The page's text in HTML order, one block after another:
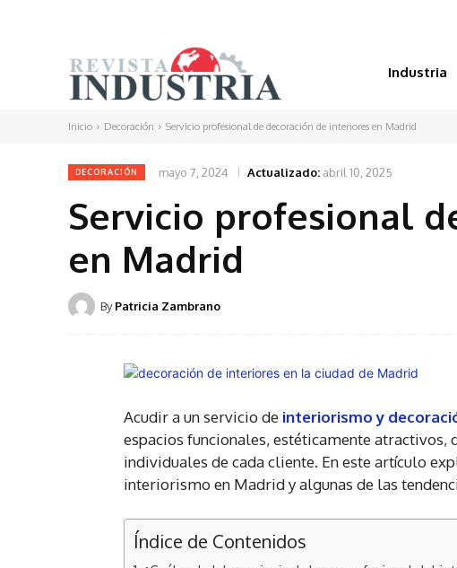
Industria
Inicio Decoración Servicio profesional de decoración de interiores en Madrid
DECORACIÓN mayo 7, 2024 Actualizado: abril 10, 2025
Servicio profesional
en Madrid
By Patricia Zambrano
Acudir a un servicio de interiorismo y
espacios funcionales, estéticamente atractivos,
individuales de cada cliente. En este artículo
interiorismo en Madrid y algunas de las
Índice de Contenidos